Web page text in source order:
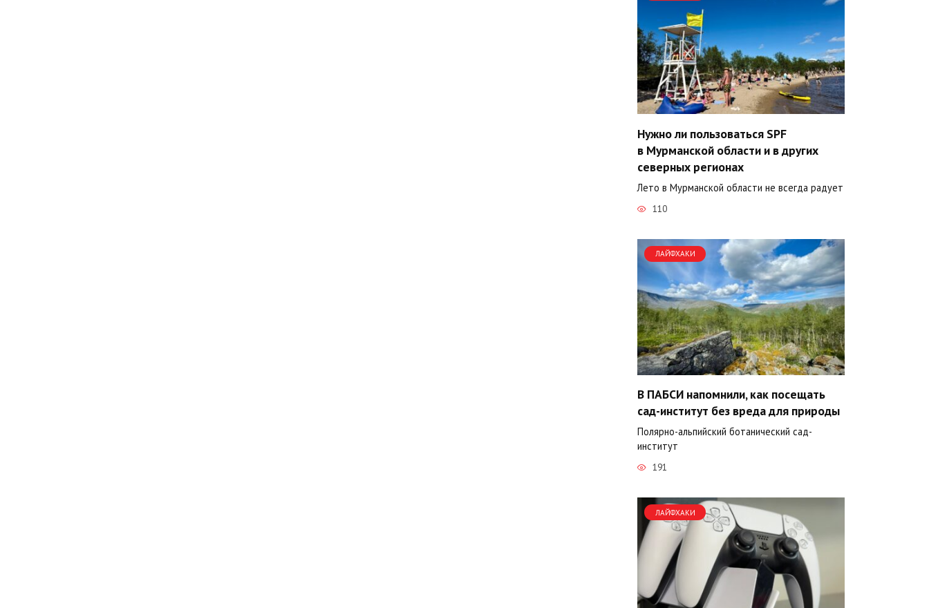
Нужно ли пользоваться SPF
в Мурманской области и в других
северных регионах
Лето в Мурманской области не всегда радует
110
ЛАЙФХАКИ
В ПАБСИ напомнили, как посещать
сад-институт без вреда для природы
Полярно-альпийский ботанический сад-
институт
191
ЛАЙФХАКИ